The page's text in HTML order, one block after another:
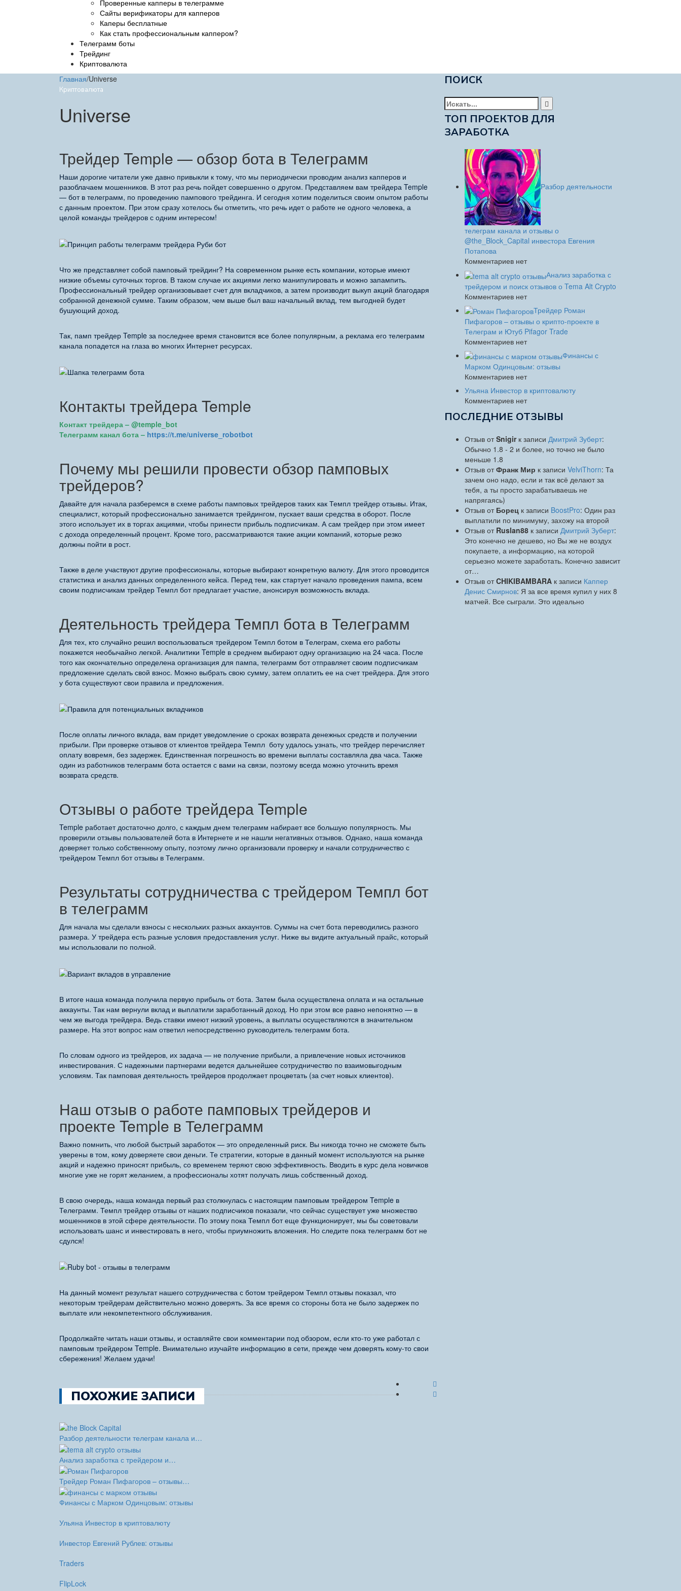
Проверенные капперы в телеграмме
Сайты верификаторы для капперов
Каперы бесплатные
Как стать профессиональным каппером?
Телеграмм боты
Трейдинг
Криптовалюта
Главная/Universe
Криптовалюта
Universe
Трейдер Temple — обзор бота в Телеграмм
Наши дорогие читатели уже давно привыкли к тому, что мы периодически проводим анализ капперов и
разоблачаем мошенников. В этот раз речь пойдет совершенно о другом. Представляем вам трейдера Temple
— бот в телеграмм, по проведению пампового трейдинга. И сегодня хотим поделиться своим опытом работы
с данным проектом. При этом сразу хотелось бы отметить, что речь идет о работе не одного человека, а
целой команды трейдеров с одним интересом!
Что же представляет собой памповый трейдинг? На современном рынке есть компании, которые имеют
низкие объемы суточных торгов. В таком случае их акциями легко манипулировать и можно запампить.
Профессиональный трейдер организовывает счет для вкладчиков, а затем производит выкуп акций благодаря
собранной денежной сумме. Таким образом, чем выше был ваш начальный вклад, тем выгодней будет
бушующий доход.
Так, памп трейдер Temple за последнее время становится все более популярным, а реклама его телеграмм
канала попадется на глаза во многих Интернет ресурсах.
Контакты трейдера Temple
Контакт трейдера – @temple_bot
Телеграмм канал бота – https://t.me/universe_robotbot
Почему мы решили провести обзор памповых
трейдеров?
Давайте для начала разберемся в схеме работы памповых трейдеров таких как Темпл трейдер отзывы. Итак,
специалист, который профессионально занимается трейдингом, пускает ваши средства в оборот. После
этого использует их в торгах акциями, чтобы принести прибыль подписчикам. А сам трейдер при этом имеет
с дохода определенный процент. Кроме того, рассматриваются такие акции компаний, которые резко
должны пойти в рост.
Также в деле участвуют другие профессионалы, которые выбирают конкретную валюту. Для этого проводится
статистика и анализ данных определенного кейса. Перед тем, как стартует начало проведения пампа, всем
своим подписчикам трейдер Темпл бот предлагает участие, анонсируя возможность вклада.
Деятельность трейдера Темпл бота в Телеграмм
Для тех, кто случайно решил воспользоваться трейдером Темпл ботом в Телеграм, схема его работы
покажется необычайно легкой. Аналитики Temple в среднем выбирают одну организацию на 24 часа. После
того как окончательно определена организация для пампа, телеграмм бот отправляет своим подписчикам
предложение сделать свой взнос. Можно выбрать свою сумму, затем оплатить ее на счет трейдера. Для этого
у бота существуют свои правила и предложения.
После оплаты личного вклада, вам придет уведомление о сроках возврата денежных средств и получении
прибыли. При проверке отзывов от клиентов трейдера Темпл боту удалось узнать, что трейдер перечисляет
оплату вовремя, без задержек. Единственная погрешность во времени выплаты составляла два часа. Также
один из работников телеграмм бота остается с вами на связи, поэтому всегда можно уточнить время
возврата средств.
Отзывы о работе трейдера Temple
Temple работает достаточно долго, с каждым днем телеграмм набирает все большую популярность. Мы
проверили отзывы пользователей бота в Интернете и не нашли негативных отзывов. Однако, наша команда
доверяет только собственному опыту, поэтому лично организовали проверку и начали сотрудничество с
трейдером Темпл бот отзывы в Телеграмм.
Результаты сотрудничества с трейдером Темпл бот
в телеграмм
Для начала мы сделали взносы с нескольких разных аккаунтов. Суммы на счет бота переводились разного
размера. У трейдера есть разные условия предоставления услуг. Ниже вы видите актуальный прайс, который
мы использовали по полной.
В итоге наша команда получила первую прибыль от бота. Затем была осуществлена оплата и на остальные
аккаунты. Так нам вернули вклад и выплатили заработанный доход. Но при этом все равно непонятно — в
чем же выгода трейдера. Ведь ставки имеют низкий уровень, а выплаты осуществляются в значительном
размере. На этот вопрос нам ответил непосредственно руководитель телеграмм бота.
По словам одного из трейдеров, их задача — не получение прибыли, а привлечение новых источников
инвестирования. С надежными партнерами ведется дальнейшее сотрудничество по взаимовыгодным
условиям. Так памповая деятельность трейдеров продолжает процветать (за счет новых клиентов).
Наш отзыв о работе памповых трейдеров и
проекте Temple в Телеграмм
Важно помнить, что любой быстрый заработок — это определенный риск. Вы никогда точно не сможете быть
уверены в том, кому доверяете свои деньги. Те стратегии, которые в данный момент используются на рынке
акций и надежно приносят прибыль, со временем теряют свою эффективность. Вводить в курс дела новичков
многие уже не горят желанием, а профессионалы хотят получать лишь собственный доход.
В свою очередь, наша команда первый раз столкнулась с настоящим памповым трейдером Temple в
Телеграмм. Темпл трейдер отзывы от наших подписчиков показали, что сейчас существует уже множество
мошенников в этой сфере деятельности. По этому пока Темпл бот еще функционирует, мы бы советовали
использовать шанс и инвестировать в него, чтобы приумножить вложения. Но следите пока телеграмм бот не
сдулся!
На данный момент результат нашего сотрудничества с ботом трейдером Темпл отзывы показал, что
некоторым трейдерам действительно можно доверять. За все время со стороны бота не было задержек по
выплате или некомпетентного обслуживания.
Продолжайте читать наши отзывы, и оставляйте свои комментарии под обзором, если кто-то уже работал с
памповым трейдером Temple. Внимательно изучайте информацию в сети, прежде чем доверять кому-то свои
сбережения! Желаем удачи!
ПОХОЖИЕ ЗАПИСИ
Разбор деятельности телеграм канала и…
Анализ заработка с трейдером и…
Трейдер Роман Пифагоров – отзывы…
Финансы с Марком Одинцовым: отзывы
Ульяна Инвестор в криптовалюту
Инвестор Евгений Рублев: отзывы
Traders
FlipLock
ПОИСК
Найти:
ТОП ПРОЕКТОВ ДЛЯ
ЗАРАБОТКА
Разбор деятельности
телеграм канала и отзывы о
@the_Block_Capital инвестора Евгения
Потапова
Комментариев нет
Анализ заработка с
трейдером и поиск отзывов о Tema Alt Crypto
Комментариев нет
Трейдер Роман
Пифагоров – отзывы о крипто-проекте в
Телеграм и Ютуб Pifagor Trade
Комментариев нет
Финансы с
Марком Одинцовым: отзывы
Комментариев нет
Ульяна Инвестор в криптовалюту
Комментариев нет
ПОСЛЕДНИЕ ОТЗЫВЫ
Отзыв отSnigirк записи Дмитрий Зуберт:
Обычно 1.8 - 2 и более, но точно не было
меньше 1.8
Отзыв отФранк Мир к записи VelviThorn: Та
зачем оно надо, если и так всё делают за
тебя, а ты просто зарабатываешь не
напрягаясь)
Отзыв от Борец к записи BoostPro: Один раз
выплатили по минимуму, захожу на второй
Отзыв от Ruslan88 к записи Дмитрий Зуберт:
Это конечно не дешево, но Вы же не воздух
покупаете, а информацию, на которой
серьезно можете заработать. Конечно зависит
от…
Отзыв отCHIKIBAMBARA к записи Каппер
Денис Смирнов: Я за все время купил у них 8
матчей. Все сыграли. Это идеально